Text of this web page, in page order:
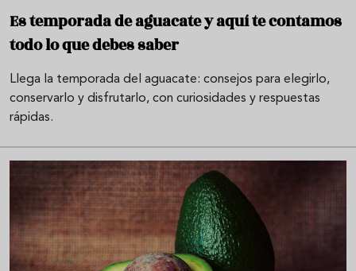
Es temporada de aguacate y aquí te contamos
todo lo que debes saber
Llega la temporada del aguacate: consejos para elegirlo,
conservarlo y disfrutarlo, con curiosidades y respuestas
rápidas.